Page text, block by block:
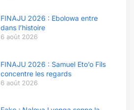
FINAJU 2026 : Ebolowa entre
dans l’histoire
6 août 2026
FINAJU 2026 : Samuel Eto’o Fils
concentre les regards
6 août 2026